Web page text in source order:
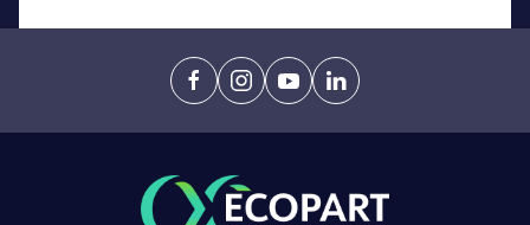
facebookinstagram
youtubelinkedin